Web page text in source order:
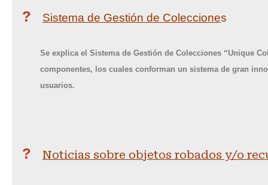
? Sistema de Gestión de Colecciones
Se explica el Sistema de Gestión de Colecciones “Unique
componentes, los cuales conforman un sistema de gran
usuarios.
? Noticias sobre objetos robados y/o